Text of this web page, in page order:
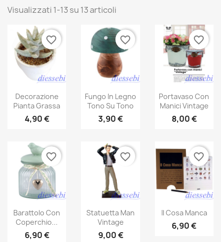
Visualizzati 1-13 su 13 articoli
Decorazione
Pianta Grassa
4,90 €
favorite_border
Fungo In Legno
Tono Su Tono
3,90 €
favorite_border
Portavaso Con
Manici Vintage
8,00 €
favorite_border
Barattolo Con
Coperchio...
6,90 €
favorite_border
Statuetta Man
Vintage
9,00 €
favorite_border
Il Cosa Manca
6,90 €
favorite_border